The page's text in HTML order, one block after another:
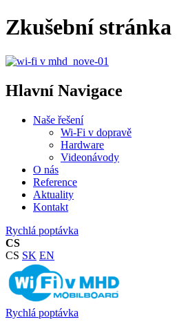
Zkušební stránka
Hlavní Navigace
Naše řešení
Wi-Fi v dopravě
Hardware
Videonávody
O nás
Reference
Aktuality
Kontakt
Rychlá poptávka
CS
CS SK EN
Rychlá poptávka